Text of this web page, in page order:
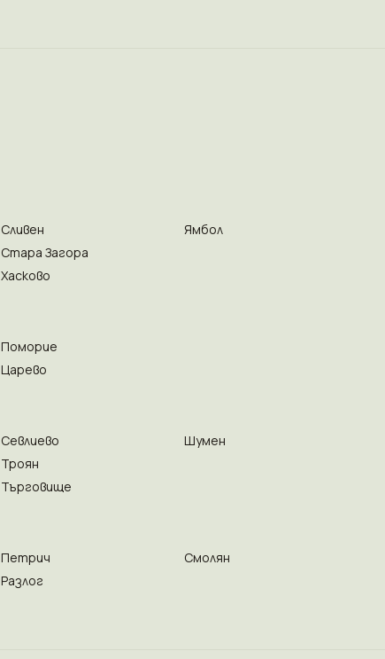
Сливен
Стара Загора
Хасково
Ямбол
Поморие
Царево
Севлиево
Троян
Търговище
Шумен
Петрич
Разлог
Смолян